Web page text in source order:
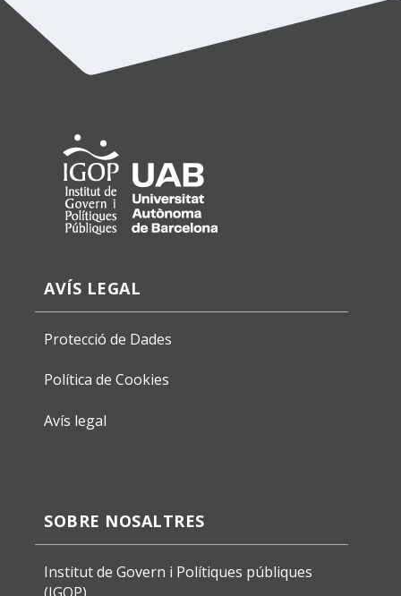
AVÍS LEGAL
Protecció de Dades
Política de Cookies
Avís legal
SOBRE NOSALTRES
Institut de Govern i Polítiques públiques